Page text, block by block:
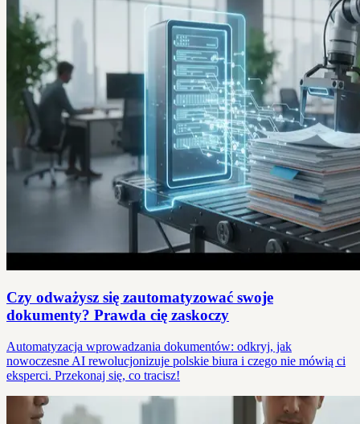
Czy odważysz się zautomatyzować swoje
dokumenty? Prawda cię zaskoczy
Automatyzacja wprowadzania dokumentów: odkryj, jak
nowoczesne AI rewolucjonizuje polskie biura i czego nie mówią ci
eksperci. Przekonaj się, co tracisz!